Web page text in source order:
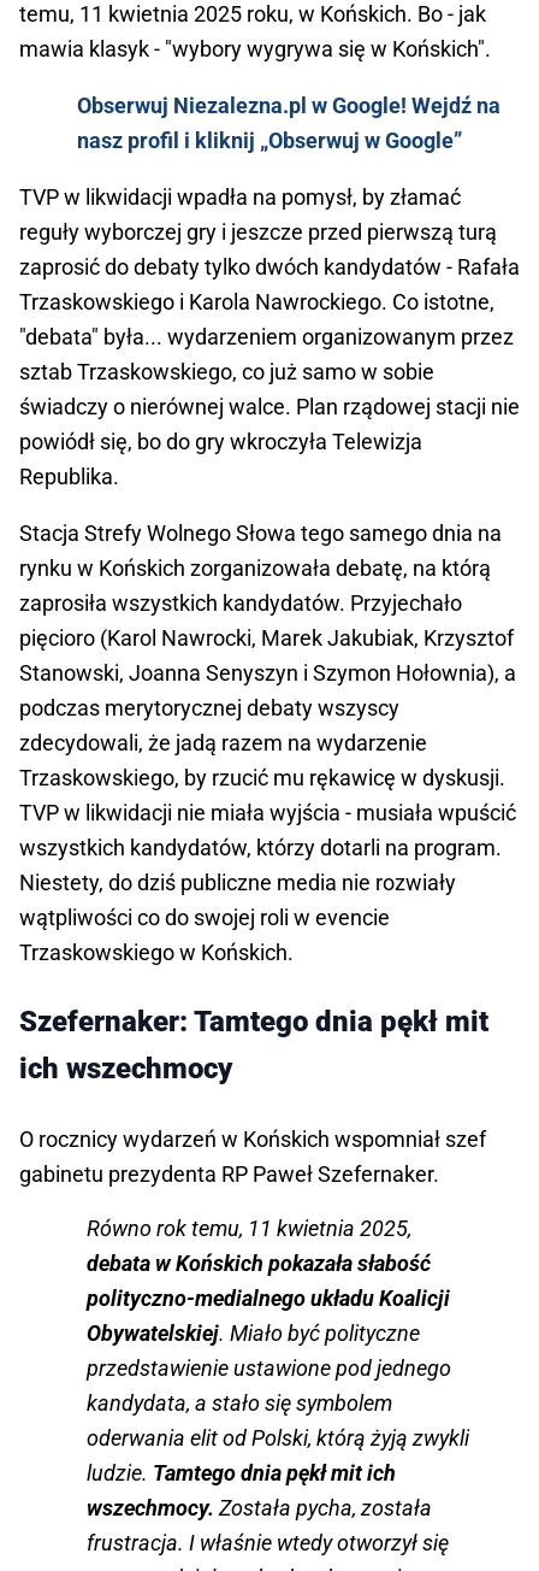
temu, 11 kwietnia 2025 roku, w Końskich. Bo - jak
mawia klasyk - "wybory wygrywa się w Końskich".
Obserwuj Niezalezna.pl w Google! Wejdź na
nasz profil i kliknij „Obserwuj w Google”
TVP w likwidacji wpadła na pomysł, by złamać
reguły wyborczej gry i jeszcze przed pierwszą turą
zaprosić do debaty tylko dwóch kandydatów - Rafała
Trzaskowskiego i Karola Nawrockiego. Co istotne,
"debata" była... wydarzeniem organizowanym przez
sztab Trzaskowskiego, co już samo w sobie
świadczy o nierównej walce. Plan rządowej stacji nie
powiódł się, bo do gry wkroczyła Telewizja
Republika.
Stacja Strefy Wolnego Słowa tego samego dnia na
rynku w Końskich zorganizowała debatę, na którą
zaprosiła wszystkich kandydatów. Przyjechało
pięcioro (Karol Nawrocki, Marek Jakubiak, Krzysztof
Stanowski, Joanna Senyszyn i Szymon Hołownia), a
podczas merytorycznej debaty wszyscy
zdecydowali, że jadą razem na wydarzenie
Trzaskowskiego, by rzucić mu rękawicę w dyskusji.
TVP w likwidacji nie miała wyjścia - musiała wpuścić
wszystkich kandydatów, którzy dotarli na program.
Niestety, do dziś publiczne media nie rozwiały
wątpliwości co do swojej roli w evencie
Trzaskowskiego w Końskich.
Szefernaker: Tamtego dnia pękł mit
ich wszechmocy
O rocznicy wydarzeń w Końskich wspomniał szef
gabinetu prezydenta RP Paweł Szefernaker.
Równo rok temu, 11 kwietnia 2025,
debata w Końskich pokazała słabość
polityczno-medialnego układu Koalicji
Obywatelskiej. Miało być polityczne
przedstawienie ustawione pod jednego
kandydata, a stało się symbolem
oderwania elit od Polski, którą żyją zwykli
ludzie. Tamtego dnia pękł mit ich
wszechmocy. Została pycha, została
frustracja. I właśnie wtedy otworzył się